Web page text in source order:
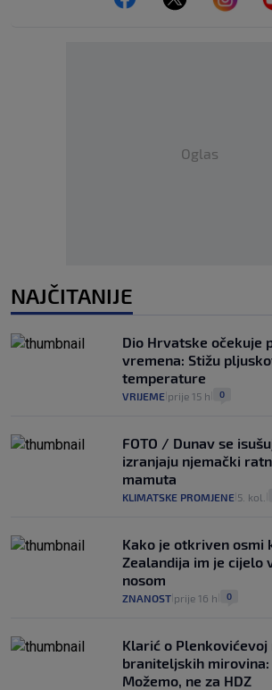
Oglas
NAJČITANIJE
Dio Hrvatske očekuje
vremena: Stižu
temperature
VRIJEME prije 15 h 0
FOTO / Dunav se
izranjaju njemački
mamuta
KLIMATSKE PROMJENE 5. kol.
Kako je otkriven osmi
Zealandija im je cijelo
nosom
ZNANOST prije 16 h 0
Klarić o Plenkovićevoj
braniteljskih
Možemo, ne za HDZ